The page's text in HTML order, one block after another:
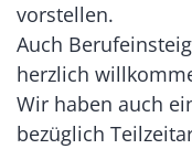
vorstellen.
Auch
herzlich
Wir haben auch
bezüglich